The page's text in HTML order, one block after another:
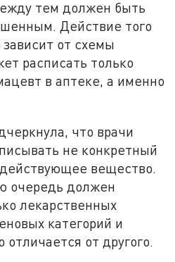
тем должен быть
Действие того
от схемы
расписать только
в аптеке, а именно
что врачи
не конкретный
вещество.
очередь должен
лекарственных
категорий и
от другого.